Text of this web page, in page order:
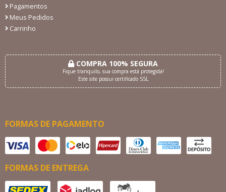
Pagamentos
Meus Pedidos
Carrinho
COMPRA 100% SEGURA
Fique tranquilo, sua compra está protegida!
Este site possui certificado SSL
FORMAS DE PAGAMENTO
FORMAS DE ENTREGA